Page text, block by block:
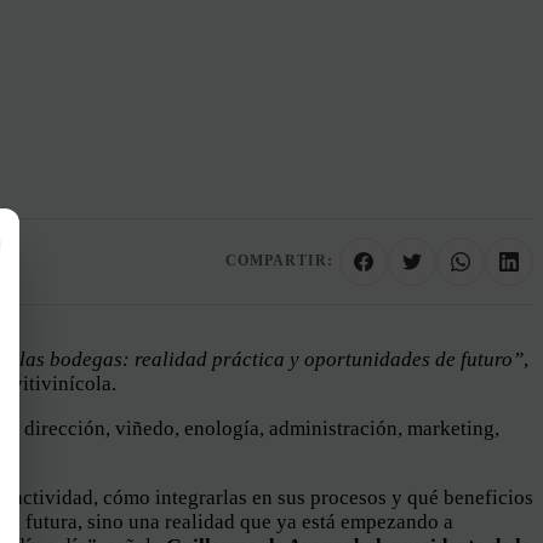
COMPARTIR:
y las bodegas: realidad práctica y oportunidades de futuro”,
vitivinícola.
dirección, viñedo, enología, administración, marketing,
cómo integrarlas en sus procesos y qué beneficios
futura, sino una realidad que ya está empezando a